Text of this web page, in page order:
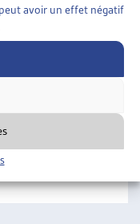
avoir un effet négatif
UNE « CHAMBRE
de